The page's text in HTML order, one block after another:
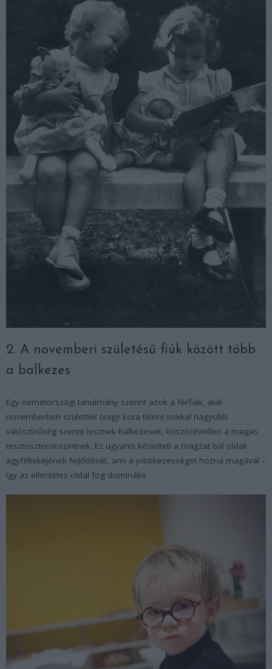
2. A novemberi születésű fiúk között több
a balkezes
Egy németországi tanulmány szerint azok a férfiak, akik
novemberben születtek (vagy kora télen) sokkal nagyobb
valószínűség szerint lesznek balkezesek, köszönhetően a magas
tesztoszteronszintnek. Ez ugyanis késlelteti a magzat bal oldali
agyféltekéjének fejlődését, ami a jobbkezességet hozná magával –
így az ellentétes oldal fog dominálni.